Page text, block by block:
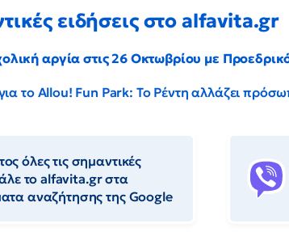
ειδήσεις στο alfavita.gr
αργία στις 26 Οκτωβρίου με
το Allou! Fun Park: Το Ρέντη αλλάζει
όλες τις σημαντικές
το alfavita.gr στα
αναζήτησης της Google